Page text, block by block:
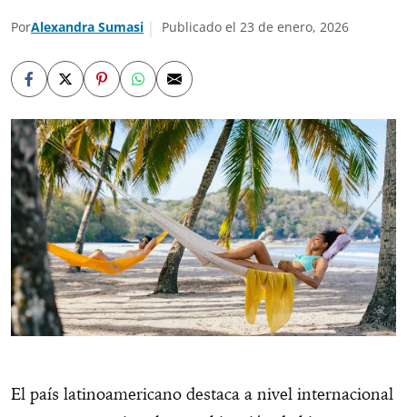
PorAlexandra Sumasi Publicado el 23 de enero, 2026
El país latinoamericano destaca a nivel internacional